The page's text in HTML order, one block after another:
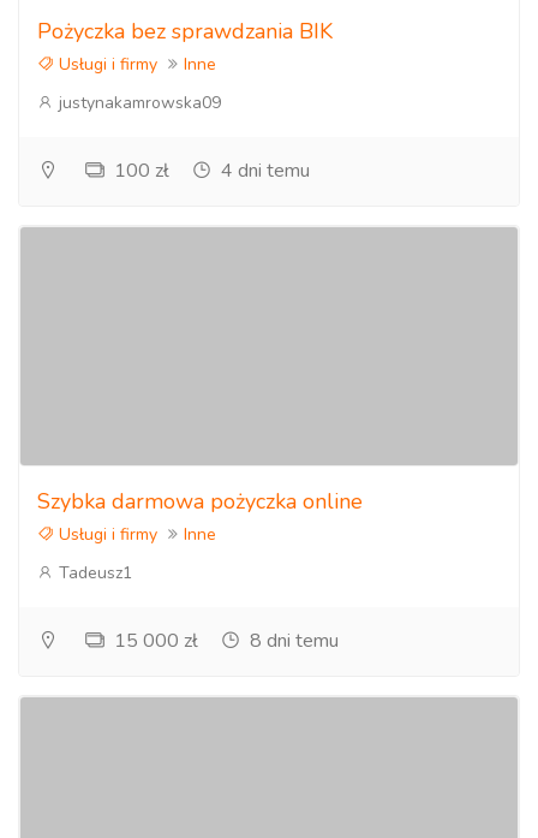
Pożyczka bez sprawdzania BIK
Usługi i firmy
Inne
justynakamrowska09
100 zł 4 dni temu
Szybka darmowa pożyczka online
Usługi i firmy
Inne
Tadeusz1
15 000 zł 8 dni temu